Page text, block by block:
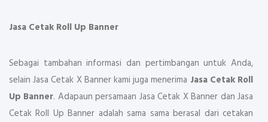
Jasa Cetak Roll Up Banner
Sebagai tambahan informasi dan pertimbangan untuk Anda,
selain Jasa Cetak X Banner kami juga menerima Jasa Cetak Roll
Up Banner. Adapaun persamaan Jasa Cetak X Banner dan Jasa
Cetak Roll Up Banner adalah sama sama berasal dari cetakan